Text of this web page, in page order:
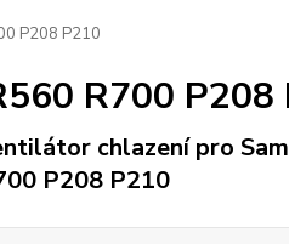
P208 P210
R700 P208
chlazení pro
P208 P210